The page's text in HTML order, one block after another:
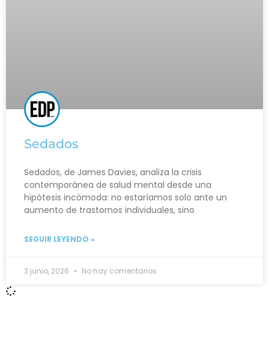
Sedados
Sedados, de James Davies, analiza la crisis
contemporánea de salud mental desde una
hipótesis incómoda: no estaríamos solo ante un
aumento de trastornos individuales, sino
SEGUIR LEYENDO »
3 junio, 2026 No hay comentarios